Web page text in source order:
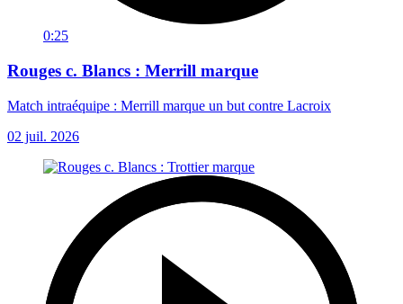
0:25
Rouges c. Blancs : Merrill marque
Match intraéquipe : Merrill marque un but contre Lacroix
02 juil. 2026